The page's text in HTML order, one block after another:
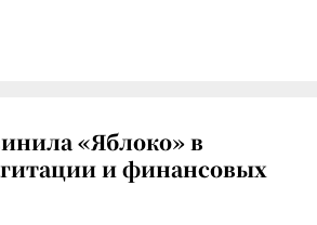
«Яблоко» в
и финансовых